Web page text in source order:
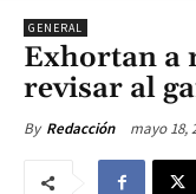
GENERAL
Exhortan a
revisar al
By Redacción mayo 18,